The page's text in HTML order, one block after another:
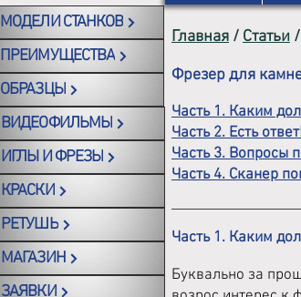
Главная / Статьи /
Фрезер для
Часть 1. Каким
Часть 2. Есть
Часть 3. Вопросы
Часть 4. Сканер
Часть 1. Каким
Буквально за
МОДЕЛИ СТАНКОВ
ПРЕИМУЩЕСТВА
ОБРАЗЦЫ
ВИДЕОФИЛЬМЫ
ИГЛЫ И ФРЕЗЫ
КРАСКИ
РЕТУШЬ
МАГАЗИН
ЗАЯВКИ